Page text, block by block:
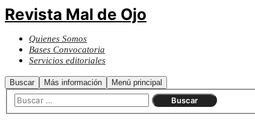
Revista Mal de Ojo
Quienes Somos
Bases Convocatoria
Servicios editoriales
Buscar Más información Menú principal